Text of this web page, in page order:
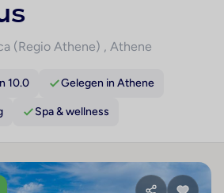
(Regio Athene) , Athene
10.0 Gelegen in Athene
Spa & wellness